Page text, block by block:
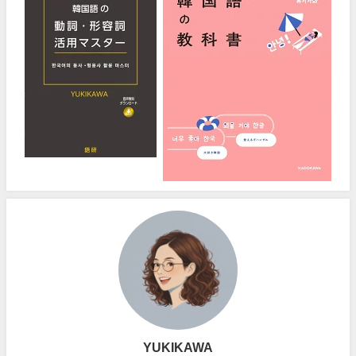
YUKIKAWA